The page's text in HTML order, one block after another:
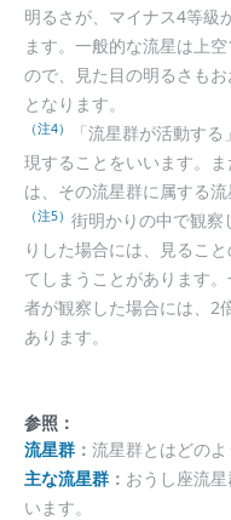
明るさが、マイナス4等級
ます。一般的な流星は上
ので、見た目の明るさも
となります。
（注4）
「流星群が活動す
現することをいいます。
は、その流星群に属する
（注5） 街明かりの中で観察
りした場合には、見るこ
てしまうことがあります
者が観察した場合には、2
あります。
参照：
流星群 ： 流星群とはどのよ
主な流星群 ： おうし座流
います。